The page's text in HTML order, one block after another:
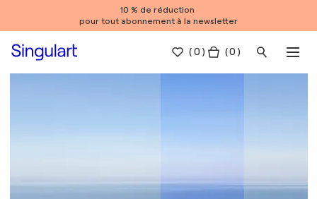
10 % de réduction
pour tout abonnement à la newsletter
(0 ) ( 0 )